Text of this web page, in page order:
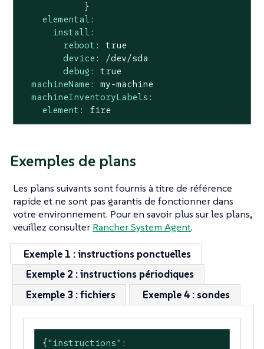
elemental:
install:
reboot:
true
device:
/dev/sda
debug:
true
machineName:
my-machine
machineInventoryLabels:
element:
fire
Exemples de plans
Les plans suivants sont fournis à titre de référence
rapide et ne sont pas garantis de fonctionner dans
votre environnement. Pour en savoir plus sur les plans,
veuillez consulter Rancher System Agent.
Exemple 1 : instructions ponctuelles
Exemple 2 : instructions périodiques
Exemple 3 : fichiers
Exemple 4 : sondes
{"instructions" :